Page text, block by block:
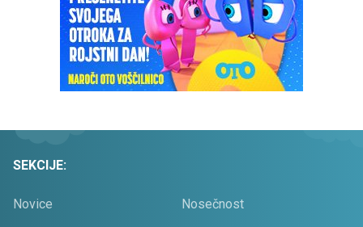
SEKCIJE:
Novice Nosečnost